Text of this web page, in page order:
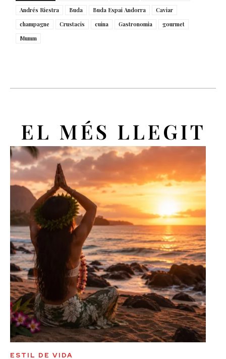
Andrés Riestra
Buda Buda Espai Andorra
Caviar
champagne
Crustacis cuina Gastronomia
gourmet
Mumm
EL MÉS LLEGIT
ESTIL DE VIDA